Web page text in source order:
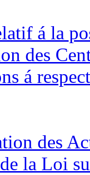
á la
des
á
des
la Loi